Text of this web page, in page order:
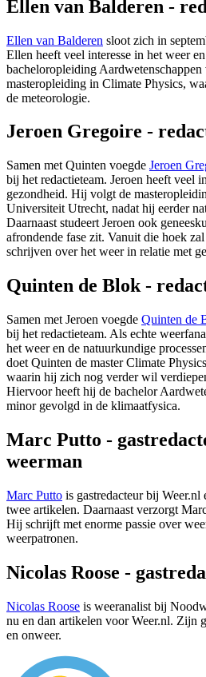
Ellen van Balderen -
Ellen van Balderen sloot zich in
Ellen heeft veel interesse in het weer
bacheloropleiding Aardwetenschappen
masteropleiding in Climate Physics,
de meteorologie.
Jeroen Gregoire -
Samen met Quinten voegde Jeroen
bij het redactieteam. Jeroen heeft veel
gezondheid. Hij volgt de
Universiteit Utrecht, nadat hij eerder
Daarnaast studeert Jeroen ook
afrondende fase zit. Vanuit die hoek
schrijven over het weer in relatie met
Quinten de Blok -
Samen met Jeroen voegde Quinten de
bij het redactieteam. Als echte
het weer en de natuurkundige
doet Quinten de master Climate
waarin hij zich nog verder wil
Hiervoor heeft hij de bachelor
minor gevolgd in de klimaatfysica.
Marc Putto -
weerman
Marc Putto is gastredacteur bij
twee artikelen. Daarnaast verzorgt
Hij schrijft met enorme passie over
weerpatronen.
Nicolas Roose -
Nicolas Roose is weeranalist bij
nu en dan artikelen voor Weer.nl. Zijn
en onweer.